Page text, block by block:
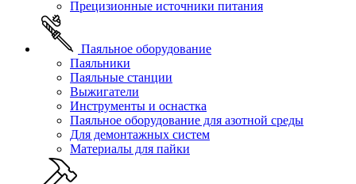
Прецизионные источники питания
Паяльное оборудование
Паяльники
Паяльные станции
Выжигатели
Инструменты и оснастка
Паяльное оборудование для азотной среды
Для демонтажных систем
Материалы для пайки